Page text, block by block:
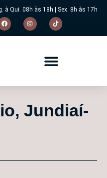
à Qui. 08h às 18h | Sex. 8h às 17h
Jundiaí-